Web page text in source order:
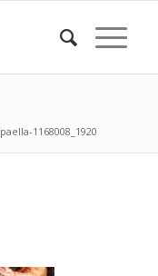
paella-1168008_1920